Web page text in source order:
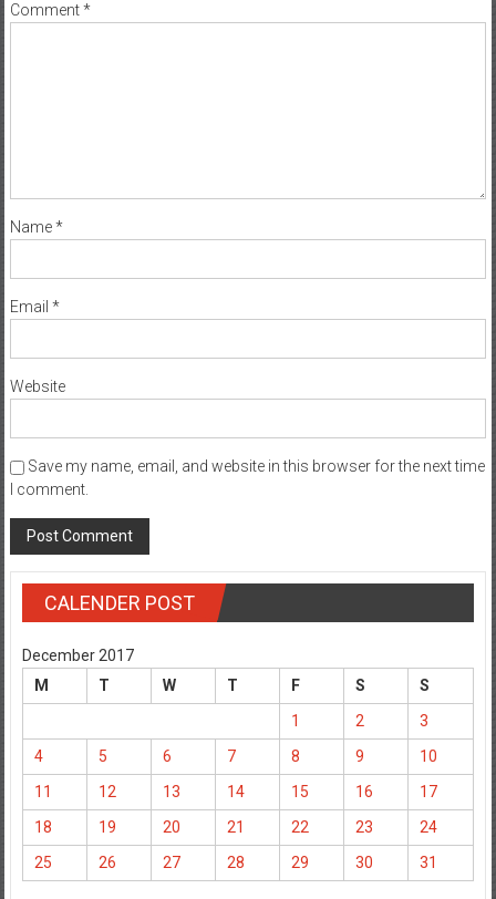
Comment*
Name*
Email *
Website
Save my name, email, and website in this browser for the next time
I comment.
CALENDER POST
December 2017
M
T W T F S
S
1
2
3
4
5 6 7 8 9
10
11
12 13 14 15 16
17
18
19 20 21 22 23
24
25
26 27 28 29 30 31